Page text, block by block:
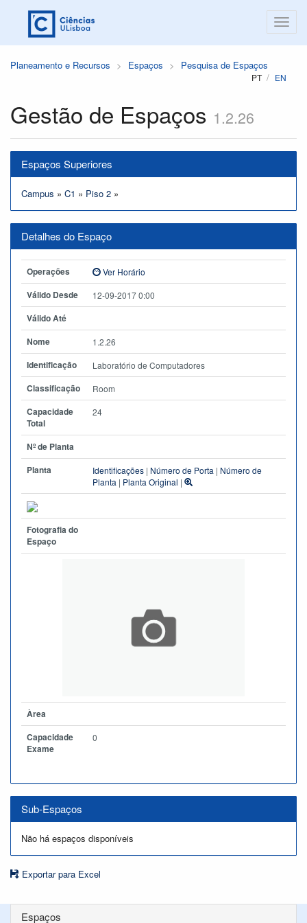
Planeamento e Recursos Espaços Pesquisa de Espaços
PT EN
Gestão de Espaços 1.2.26
Espaços Superiores
Campus » C1 » Piso 2 »
Detalhes do Espaço
Operações Ver Horário
Válido Desde 12-09-2017 0:00
Válido Até
Nome
1.2.26
Identificação Laboratório de Computadores
Classificação Room
Capacidade
Total
24
Nº de Planta
Planta
Identificações | Número de Porta | Número de
Planta | Planta Original |
Fotografia do
Espaço
Àrea
Capacidade
Exame
0
Sub-Espaços
Não há espaços disponíveis
Exportar para Excel
Espaços